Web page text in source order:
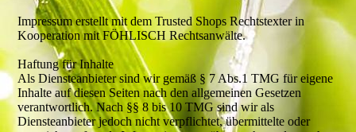
Impressum erstellt mit dem Trusted Shops Rechtstexter in
Kooperation mit FÖHLISCH Rechtsanwälte.
Haftung für Inhalte
Als Diensteanbieter sind wir gemäß § 7 Abs.1 TMG für eigene
Inhalte auf diesen Seiten nach den allgemeinen Gesetzen
verantwortlich. Nach §§ 8 bis 10 TMG sind wir als
Diensteanbieter jedoch nicht verpflichtet, übermittelte oder